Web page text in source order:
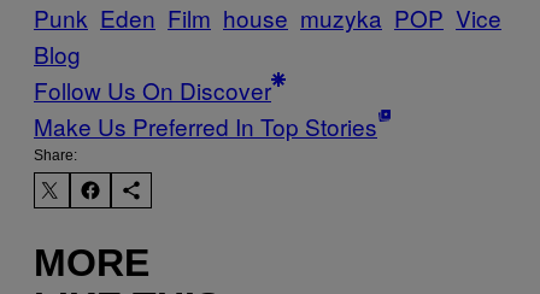
Punk Eden Film house muzyka POP Vice
Blog
Follow Us On Discover
Make Us Preferred In Top Stories
Share:
MORE